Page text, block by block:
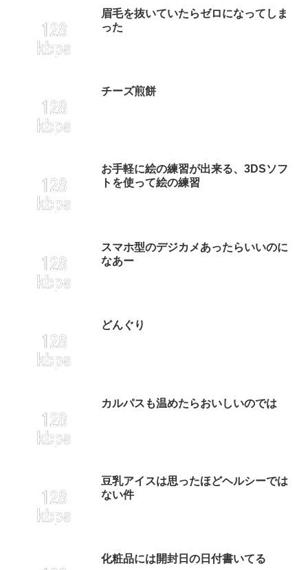
眉毛を抜いていたらゼロになってしま
った
チーズ煎餅
お手軽に絵の練習が出来る、3DSソフ
トを使って絵の練習
スマホ型のデジカメあったらいいのに
なあー
どんぐり
カルパスも温めたらおいしいのでは
豆乳アイスは思ったほどヘルシーでは
ない件
化粧品には開封日の日付書いてる